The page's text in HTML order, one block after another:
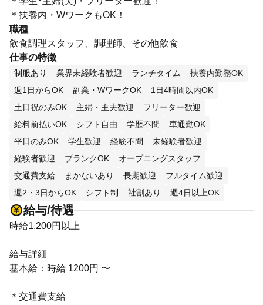
＊扶養内・WワークもOK！
職種
飲食調理スタッフ、調理師、その他飲食
仕事の特徴
制服あり 業界未経験者歓迎 ランチタイム
扶養内勤務OK
週1日からOK
副業・WワークOK
1日4時間以内OK
土日祝のみOK
主婦・主夫歓迎
フリーター歓迎
給料前払いOK
シフト自由 学歴不問
車通勤OK
平日のみOK
学生歓迎 経験不問
未経験者歓迎
経験者歓迎
ブランクOK
オープニングスタッフ
交通費支給
まかないあり 長期歓迎
フルタイム歓迎
週2・3日からOK
シフト制 社割あり 週4日以上OK
給与/待遇
時給1,200円以上
給与詳細
基本給：時給 1200円 〜
＊交通費支給